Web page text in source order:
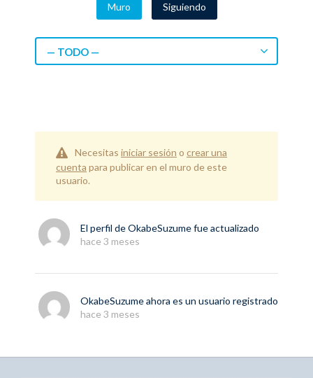
Muro Siguiendo
— TODO —
Necesitas iniciar sesión o crear una
cuenta para publicar en el muro de este
usuario.
El perfil deOkabeSuzumefue actualizado
hace 3 meses
OkabeSuzumeahora es un usuario registrado
hace 3 meses